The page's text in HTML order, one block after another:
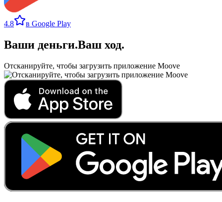
4.8 в Google Play
Ваши деньги.Ваш ход.
Отсканируйте, чтобы загрузить приложение Moove